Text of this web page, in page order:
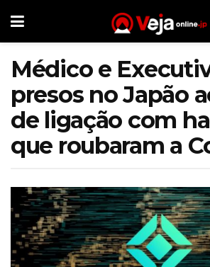
Médico e
presos no Japão
de ligação com
que roubaram a